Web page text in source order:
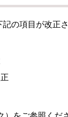
の項目が改正